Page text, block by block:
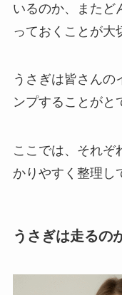
いるのか、またど
っておくことが大
うさぎは皆さんの
ンプすることがと
ここでは、それぞ
かりやすく整理し
うさぎは走るの